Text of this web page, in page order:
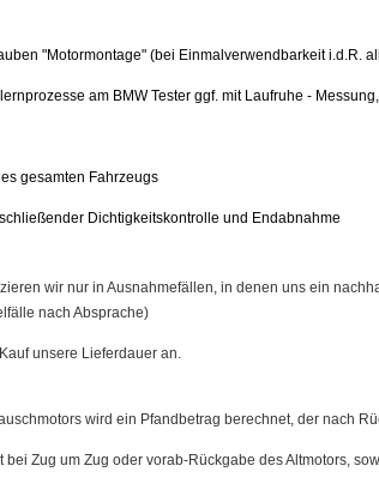
"Motormontage" (bei Einmalverwendbarkeit i.d.R.
am BMW Tester ggf. mit Laufruhe -
gesamten Fahrzeugs
Dichtigkeitskontrolle und Endabnahme
wir nur in Ausnahmefällen, in denen uns ein
nach Absprache)
unsere Lieferdauer an.
wird ein Pfandbetrag berechnet, der nach
bei Zug um Zug oder vorab-Rückgabe des Altmotors,